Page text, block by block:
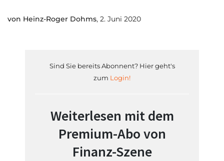
von Heinz-Roger Dohms, 2. Juni 2020
Sind Sie bereits Abonnent? Hier geht's
zum Login!
Weiterlesen mit dem
Premium-Abo von
Finanz-Szene